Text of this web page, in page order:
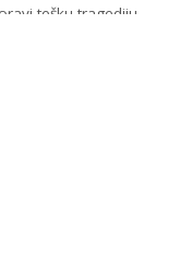
tešku tragediju